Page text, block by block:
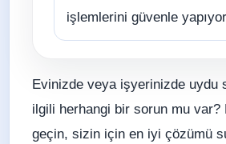
işlemlerini güvenle
Evinizde veya işyerinizde uydu
ilgili herhangi bir sorun mu
geçin, sizin için en iyi çözümü